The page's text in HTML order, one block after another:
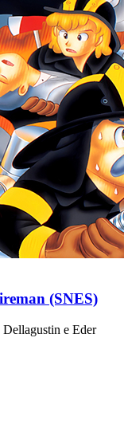
(SNES)
e Eder